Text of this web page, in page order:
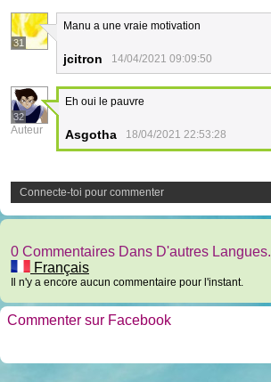
31
Manu a une vraie motivation
jcitron 14/04/2021 09:09:50
32
Auteur
Eh oui le pauvre
Asgotha 18/04/2021 22:53:28
Connecte-toi pour commenter
0 Commentaires Dans D'autres Langues.
Français
Il n'y a encore aucun commentaire pour l'instant.
Commenter sur Facebook